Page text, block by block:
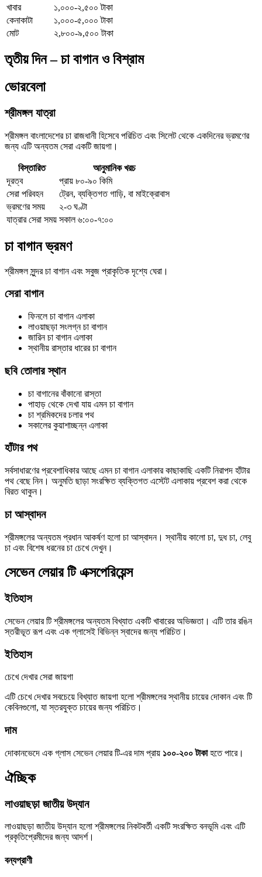
খাবার
১,০০০-২,৫০০ টাকা
কেনাকাটা
১,০০০-৫,০০০ টাকা
মোট
২,৮০০-৯,৫০০ টাকা
তৃতীয় দিন – চা বাগান ও বিশ্রাম
ভোরবেলা
শ্রীমঙ্গল যাত্রা
শ্রীমঙ্গল বাংলাদেশের চা রাজধানী হিসেবে পরিচিত এবং সিলেট থেকে একদিনের ভ্রমণের
জন্য এটি অন্যতম সেরা একটি জায়গা।
বিস্তারিত
আনুমানিক খরচ
দূরত্ব
প্রায় ৮০-৯০ কিমি
সেরা পরিবহন
ট্রেন, ব্যক্তিগত গাড়ি, বা মাইক্রোবাস
ভ্রমণের সময়
২-৩ ঘণ্টা
যাত্রার সেরা সময় সকাল ৬:০০-৭:০০
চা বাগান ভ্রমণ
শ্রীমঙ্গল সুন্দর চা বাগান এবং সবুজ প্রাকৃতিক দৃশ্যে ঘেরা।
সেরা বাগান
ফিনলে চা বাগান এলাকা
লাওয়াছড়া সংলগ্ন চা বাগান
জারিন চা বাগান এলাকা
স্থানীয় রাস্তার ধারের চা বাগান
ছবি তোলার স্থান
চা বাগানের বাঁকানো রাস্তা
পাহাড় থেকে দেখা যায় এমন চা বাগান
চা শ্রমিকদের চলার পথ
সকালের কুয়াশাচ্ছন্ন এলাকা
হাঁটার পথ
সর্বসাধারণের প্রবেশাধিকার আছে এমন চা বাগান এলাকার কাছাকাছি একটি নিরাপদ হাঁটার
পথ বেছে নিন। অনুমতি ছাড়া সংরক্ষিত ব্যক্তিগত এস্টেট এলাকায় প্রবেশ করা থেকে
বিরত থাকুন।
চা আস্বাদন
শ্রীমঙ্গলের অন্যতম প্রধান আকর্ষণ হলো চা আস্বাদন। স্থানীয় কালো চা, দুধ চা, লেবু
চা এবং বিশেষ ধরনের চা চেখে দেখুন।
সেভেন লেয়ার টি এক্সপেরিয়েন্স
ইতিহাস
সেভেন লেয়ার টি শ্রীমঙ্গলের অন্যতম বিখ্যাত একটি খাবারের অভিজ্ঞতা। এটি তার রঙিন
স্তরীভূত রূপ এবং এক গ্লাসেই বিভিন্ন স্বাদের জন্য পরিচিত।
ইতিহাস
চেখে দেখার সেরা জায়গা
এটি চেখে দেখার সবচেয়ে বিখ্যাত জায়গা হলো শ্রীমঙ্গলের স্থানীয় চায়ের দোকান এবং টি
কেবিনগুলো, যা স্তরযুক্ত চায়ের জন্য পরিচিত।
দাম
দোকানভেদে এক গ্লাস সেভেন লেয়ার টি-এর দাম প্রায় ১০০-২০০ টাকাহতে পারে।
ঐচ্ছিক
লাওয়াছড়া জাতীয় উদ্যান
লাওয়াছড়া জাতীয় উদ্যান হলো শ্রীমঙ্গলের নিকটবর্তী একটি সংরক্ষিত বনভূমি এবং এটি
প্রকৃতিপ্রেমীদের জন্য আদর্শ।
বন্যপ্রাণী